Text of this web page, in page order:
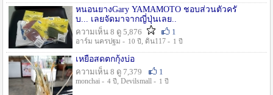
หนอนยางGary YAMAMOTO ชอบส่วนตัวครั
บ... เลยจัดมาจากญี่ปุ่นเลย..
ความเห็น 8 ดู 5,876
1
อาร์ม นครปฐม - 10 ปี , ดิน117 - 1 ปี
เหยื่อสดตกกุ้งบ่อ
ความเห็น 8 ดู 7,379
1
monchai - 4 ปี , Devilsmall - 1 ปี